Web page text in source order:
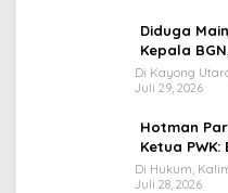
Diduga
Kepala
Terancam
Di Kayong
Juli 29, 2026
Hotman
Ketua
Di Hukum,
Juli 28, 2026